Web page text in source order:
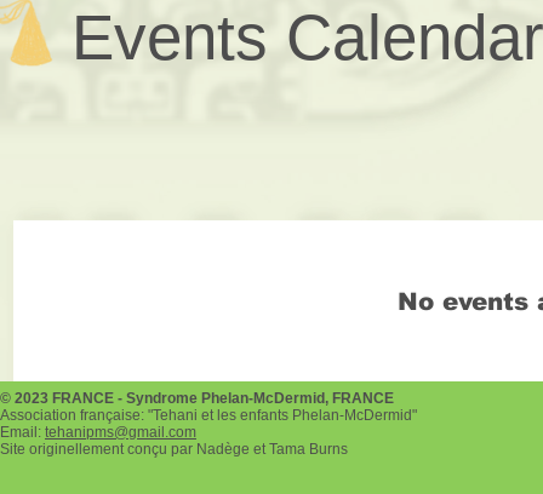
Events Calendar
No events
© 2023 FRANCE - Syndrome Phelan-McDermid, FRANCE
Association française: "Tehani et les enfants Phelan-McDermid"
Email: tehanipms@gmail.com
Site originellement conçu par Nadège et Tama Burns